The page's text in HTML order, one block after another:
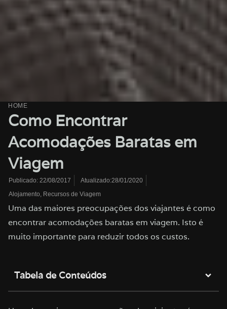
HOME
Como Encontrar
Acomodações Baratas em
Viagem
Publicado: 22/08/2017
Atualizado:28/01/2020
Alojamento Recursos de Viagem
Uma das maiores preocupações dos viajantes é como
encontrar acomodações baratas em viagem. Isto é
muito importante para reduzir todos os custos.
Tabela de Conteúdos